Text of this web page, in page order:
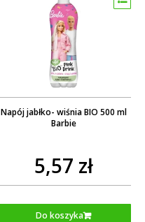
Napój jabłko- wiśnia BIO 500 ml
Barbie
5,57 zł
Do koszyka